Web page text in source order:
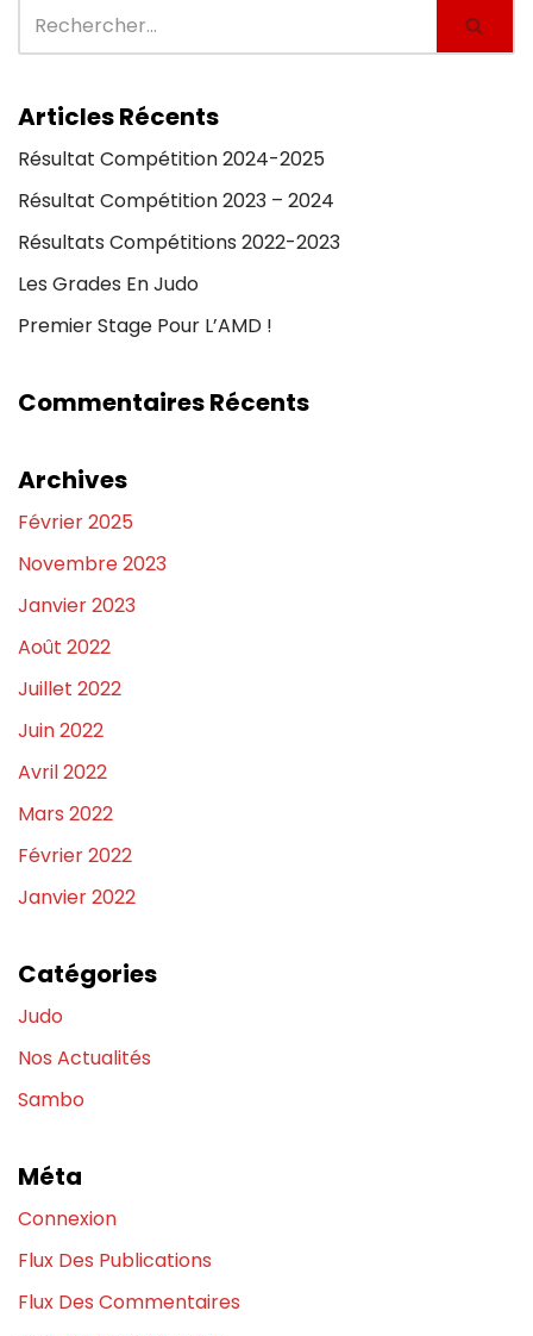
Articles Récents
Résultat Compétition 2024-2025
Résultat Compétition 2023 – 2024
Résultats Compétitions 2022-2023
Les Grades En Judo
Premier Stage Pour L’AMD !
Commentaires Récents
Archives
Février 2025
Novembre 2023
Janvier 2023
Août 2022
Juillet 2022
Juin 2022
Avril 2022
Mars 2022
Février 2022
Janvier 2022
Catégories
Judo
Nos Actualités
Sambo
Méta
Connexion
Flux Des Publications
Flux Des Commentaires